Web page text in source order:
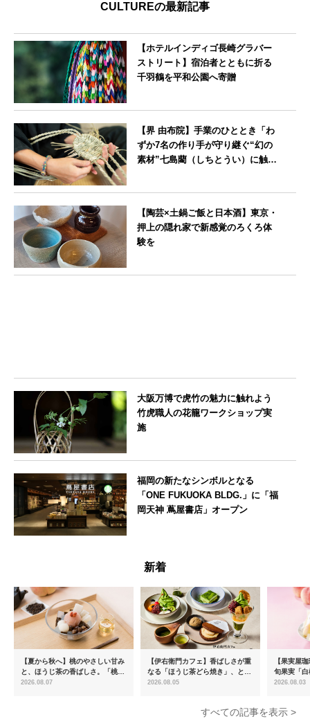
CULTUREの最新記事
【ホテルインディゴ長崎グラバー
ストリート】宿泊者とともに折る
千羽鶴を平和公園へ寄贈
【界 由布院】手業のひととき「わ
ずか7名の作り手が守り継ぐ“幻の
素材”七島藺（しちとうい）に触れ
【陶芸×土鍋ご飯と日本酒】東京・
押上の隠れ家で新感覚のろくろ体
験を
大阪万博で虎竹の魅力に触れよう
竹虎職人の花籠ワークショップ実
施
福岡の新たなシンボルとなる
「ONE FUKUOKA BLDG.」に「福
岡天神 蔦屋書店」オープン
新着
【夏から秋へ】桃のやさしい甘み
と、ほうじ茶の香ばしさ。「桃と
ほうじ茶のあんみつ」を8月中旬
2026.08.07
【伊右衛門カフェ】香ばしさが重
なる「ほうじ茶どら焼き」、とろ
ける「宇治抹茶ティラミス」が新
2026.08.05
【果実屋
旬果実「
限定販売
2026.08.03
すべての記事を表示 >